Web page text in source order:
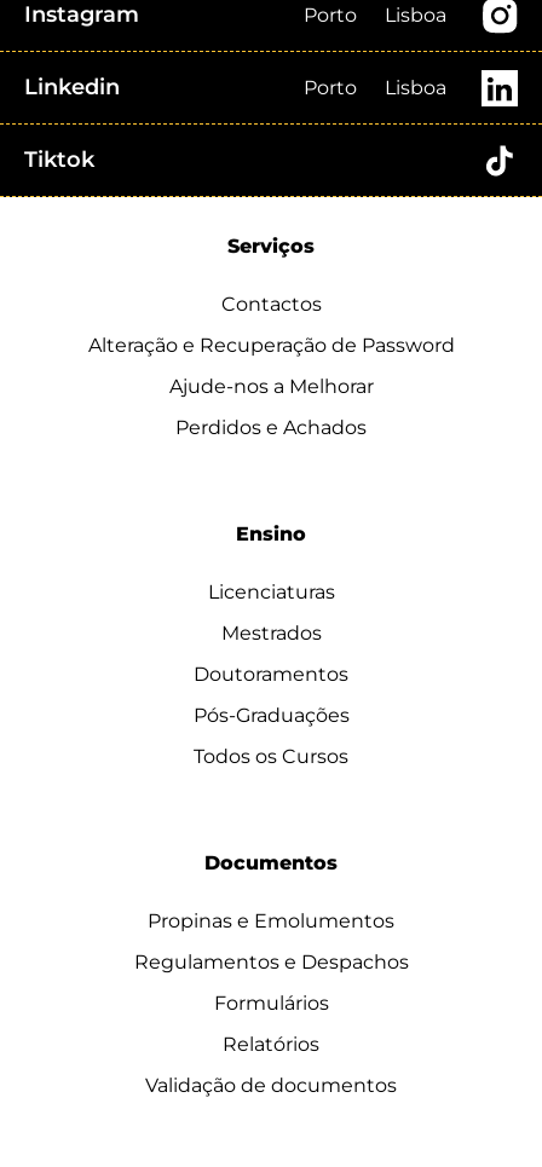
Instagram Porto Lisboa
Linkedin Porto Lisboa
Tiktok
Serviços
Contactos
Alteração e Recuperação de Password
Ajude-nos a Melhorar
Perdidos e Achados
Ensino
Licenciaturas
Mestrados
Doutoramentos
Pós-Graduações
Todos os Cursos
Documentos
Propinas e Emolumentos
Regulamentos e Despachos
Formulários
Relatórios
Validação de documentos